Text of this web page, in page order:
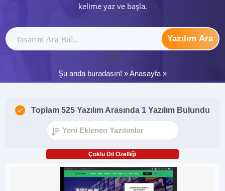
kelime yaz ve başla.
Yazılım Ara
ytag
Şu anda buradasın! »Anasayfa »
Toplam 525 Yazılım Arasında 1 Yazılım Bulundu
Çoklu Dil Özelliği